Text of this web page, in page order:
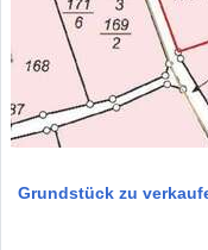
Grundstück zu